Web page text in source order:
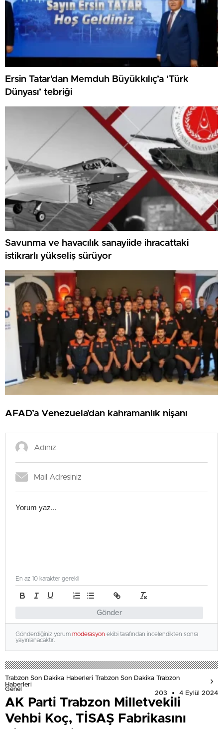
Ersin Tatar’dan Memduh Büyükkılıç’a ‘Türk
Dünyası’ tebriği
Savunma ve havacılık sanayiide ihracattaki
istikrarlı yükseliş sürüyor
AFAD’a Venezuela’dan kahramanlık nişanı
Gönder
En az 10 karakter gerekli
Gönderdiğiniz yorum moderasyon ekibi tarafından incelendikten sonra
yayınlanacaktır.
Trabzon Son Dakika Haberleri Trabzon Son Dakika Trabzon
Haberleri
Genel
203 4 Eylül 2024
AK Parti Trabzon Milletvekili
Vehbi Koç, TİSAŞ Fabrikasını